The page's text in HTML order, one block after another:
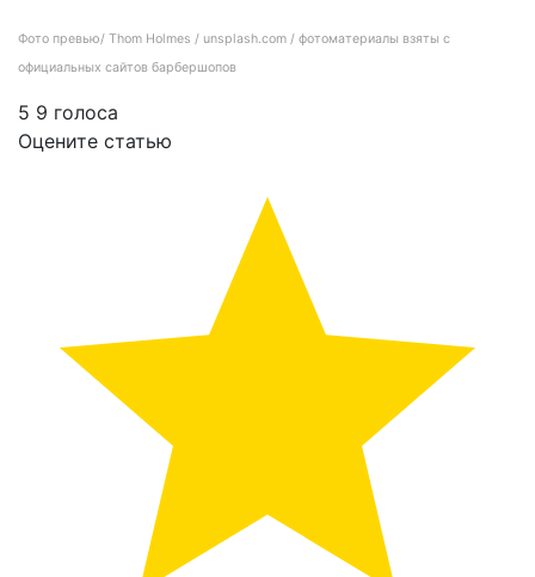
Фото превью/ Thom Holmes / unsplash.com / фотоматериалы взяты с
официальных сайтов барбершопов
5 9 голоса
Оцените статью